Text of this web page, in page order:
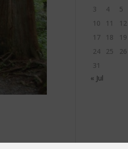
3
4 5
10
11 12
17
18 19
24
25 26
31
« Jul